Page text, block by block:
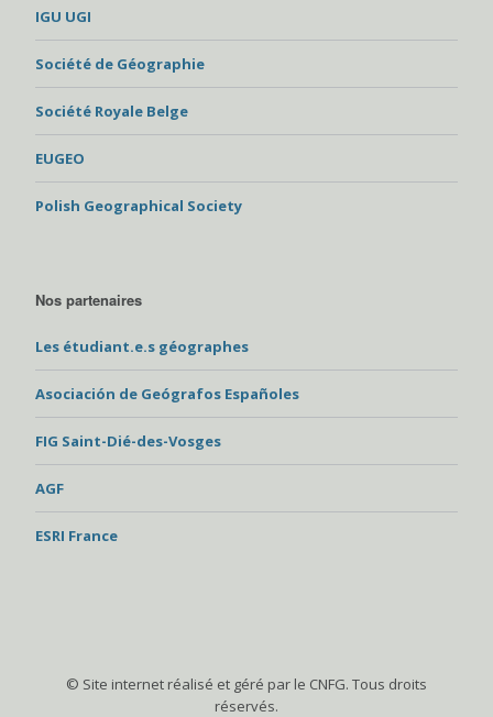
IGU UGI
Société de Géographie
Société Royale Belge
EUGEO
Polish Geographical Society
Nos partenaires
Les étudiant.e.s géographes
Asociación de Geógrafos Españoles
FIG Saint-Dié-des-Vosges
AGF
ESRI France
© Site internet réalisé et géré par le CNFG. Tous droits
réservés.